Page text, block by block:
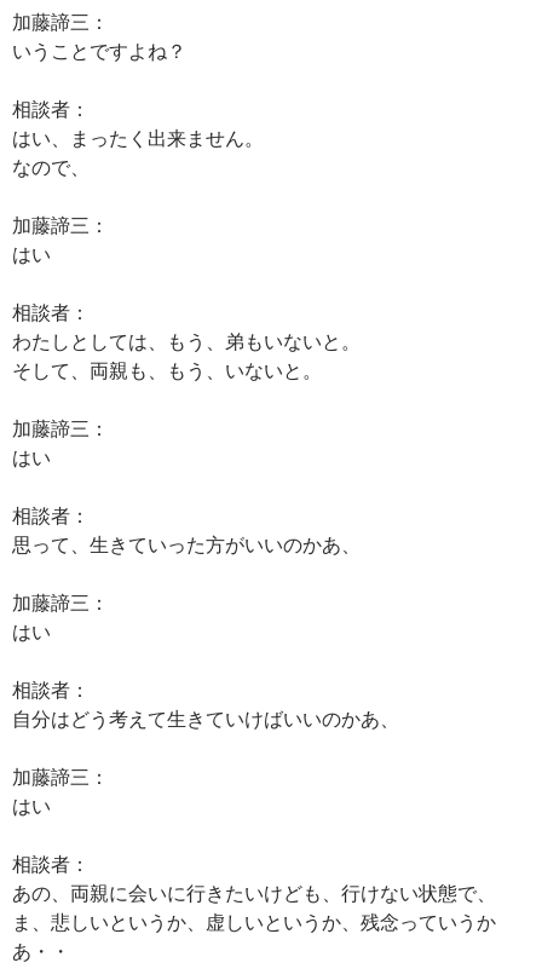
加藤諦三：
いうことですよね？
相談者：
はい、まったく出来ません。
なので、
加藤諦三：
はい
相談者：
わたしとしては、もう、弟もいないと。
そして、両親も、もう、いないと。
加藤諦三：
はい
相談者：
思って、生きていった方がいいのかあ、
加藤諦三：
はい
相談者：
自分はどう考えて生きていけばいいのかあ、
加藤諦三：
はい
相談者：
あの、両親に会いに行きたいけども、行けない状態で、
ま、悲しいというか、虚しいというか、残念っていうか
あ・・